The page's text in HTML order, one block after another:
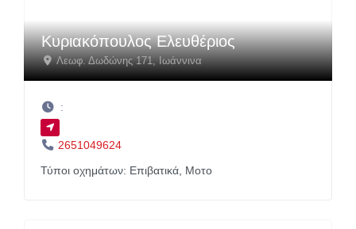
Κυριακόπουλος Ελευθέριος
Λεωφ. Δωδώνης 171,Ιωάννινα
:
2651049624
Τύποι οχημάτων: Επιβατικά, Μοτο